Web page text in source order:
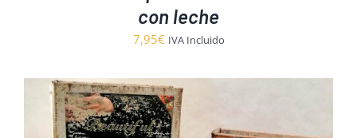
con leche
7,95€ IVA Incluido